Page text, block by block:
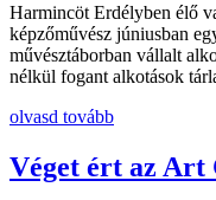
Harmincöt Erdélyben élő
képzőművész júniusban
művésztáborban vállalt
nélkül fogant alkotások
olvasd tovább
Véget ért az Art